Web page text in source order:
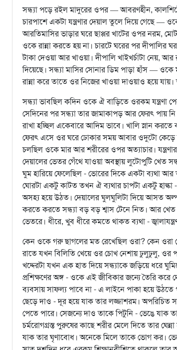
সন্ধ্যা পড়ে রইল মাদুরের ওপর — আবরণহীন,
চারপাশে একটা যন্ত্রণার দেয়াল তুলে দিয়ে গেছে —
আরতিমাসির ভাড়ার ঘরে ছাপ্পর খাটের ওপর নরম,
ওকে রান্না করতে হয় না। চারটে ঘরের পর দীপালির
টাকা দেওয়া আর খাওয়া। দীপালি খাইখর্চাটা নেয়, আর
দিয়েছে। সন্ধ্যা মাসির সোনার ডিম পাড়া হাঁস —
রান্না করে তাতে ওর নিজের খাওয়া দাওয়াও হয়ে
সন্ধ্যা ভাবছিল কদিন ওকে ঐ বাড়িতে ওরকম যন্ত্রণা
সেদিনের পর সন্ধ্যা তার জামাকাপড় আর ফেরৎ পায়
রাখা হচ্ছিল একেবারে আদিম ভাবে। খালি স্নান
ফেরৎ এসে ওর ঘরে ঢোকার সময় আবার ওদুটো
চলছিল ওকে মার আর শরীরের ওপর অত্যাচার।
দেয়ালের ভেতর গেঁথে যাওয়া অবস্থায় লুটোপুটি খেত
ঘুম হারিয়ে ফেলেছিল - ভোরের দিকে একটা ব্যথা
ঘোরটা একটু কাটত তখন ঐ ব্যথার চাপটা একটু
অসহ্য হয়ে উঠত। দেয়ালের ঘুলঘুলিটা দিয়ে আসত অল্প
করতে করতে সন্ধ্যা বড় বড় শ্বাস টেনে নিত। আর
ভেতরে। ধীরে, খুব ধীরে কমতে থাকত ব্যথা -
কেন ওকে গরু ছাগলের মত রেখেছিল ওরা? কেন
রাতে যখন বিলিতি খেয়ে ওর চোখ নেশায় ঢুলুঢুলু, ওর
খদ্দেরটা যখন এক হাত দিয়ে সন্ধ্যাকে জড়িয়ে ধরে
প্রশিক্ষণের অঙ্গ - ওকে এই জীবিকার জন্যে তৈরি
ব্যবসায় সাফল্য পাবে না - এ লাইনে পাকা হয়ে
ছেড়ে দাও - দূর হয়ে যাক তার লজ্জাশরম। অপরিচিত
পেতে পারে। সেজন্যে দাও তাকে পিটুনি - ভেঙে যাক
চর্মরোগগ্রস্ত পুরুষের কাছে শরীর মেলে দিতে তার
যাক তার ঘৃণাবোধ। অনেকে মিলে তাকে ভোগ কর।